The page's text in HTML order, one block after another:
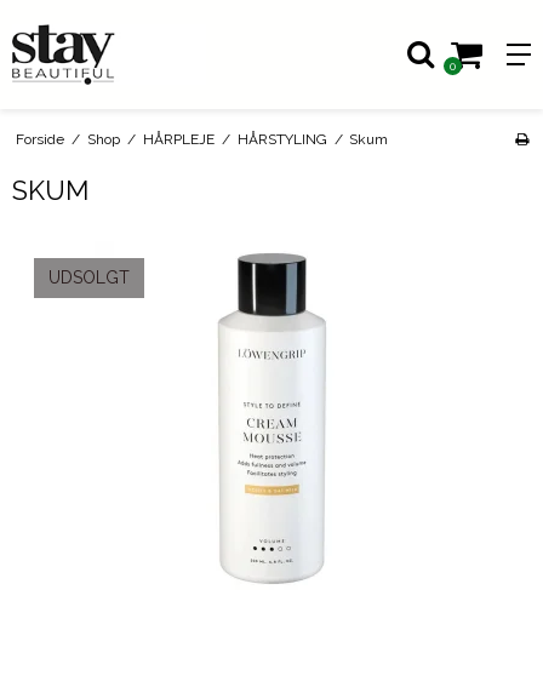
0
Forside / Shop / HÅRPLEJE / HÅRSTYLING / Skum
SKUM
UDSOLGT